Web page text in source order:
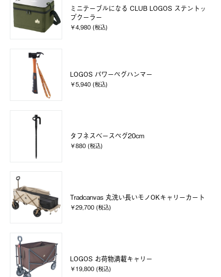
ミニテーブルになる CLUB LOGOS ステントッ
プクーラー
￥4,980 (税込)
LOGOS パワーペグハンマー
￥5,940 (税込)
タフネスベースペグ20cm
￥880 (税込)
Tradcanvas 丸洗い長いモノOKキャリーカート
￥29,700 (税込)
LOGOS お荷物満載キャリー
￥19,800 (税込)